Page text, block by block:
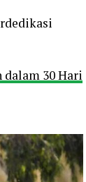
dalam 30 Hari